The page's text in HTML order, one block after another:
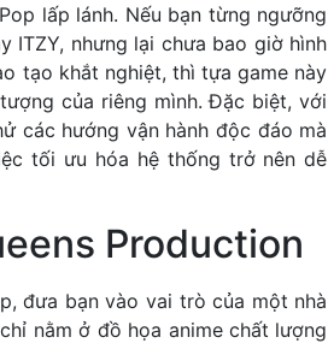
lấp lánh. Nếu bạn từng ngưỡng
ITZY, nhưng lại chưa bao giờ hình
tạo khắt nghiệt, thì tựa game này
của riêng mình. Đặc biệt, với
các hướng vận hành độc đáo mà
tối ưu hóa hệ thống trở nên dễ
Production
đưa bạn vào vai trò của một nhà
nằm ở đồ họa anime chất lượng